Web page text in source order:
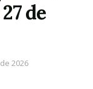
de
2026